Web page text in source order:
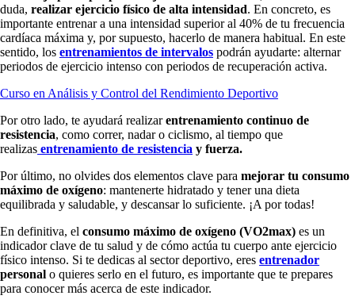
duda, realizar ejercicio físico de alta intensidad. En concreto, es
importante entrenar a una intensidad superior al 40% de tu frecuencia
cardíaca máxima y, por supuesto, hacerlo de manera habitual. En este
sentido, los entrenamientos de intervalos podrán ayudarte: alternar
periodos de ejercicio intenso con periodos de recuperación activa.
Curso en Análisis y Control del Rendimiento Deportivo
Por otro lado, te ayudará realizarentrenamiento continuo de
resistencia, como correr, nadar o ciclismo, al tiempo que
realizas entrenamiento de resistencia y fuerza.
Por último, no olvides dos elementos clave para mejorar tu consumo
máximo de oxígeno: mantenerte hidratado y tener una dieta
equilibrada y saludable, y descansar lo suficiente. ¡A por todas!
En definitiva, el consumo máximo de oxígeno (VO2max) es un
indicador clave de tu salud y de cómo actúa tu cuerpo ante ejercicio
físico intenso. Si te dedicas al sector deportivo, eres entrenador
personal o quieres serlo en el futuro, es importante que te prepares
para conocer más acerca de este indicador.